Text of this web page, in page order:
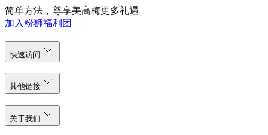
简单方法，尊享美高梅更多礼遇
加入粉狮福利团
快速访问
其他链接
关于我们